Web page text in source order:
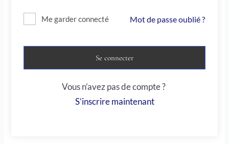
Me garder connecté Mot de passe oublié ?
Se connecter
Vous n’avez pas de compte ?
S’inscrire maintenant